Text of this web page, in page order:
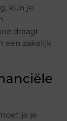
kun je
draagt
een zakelijk
je je